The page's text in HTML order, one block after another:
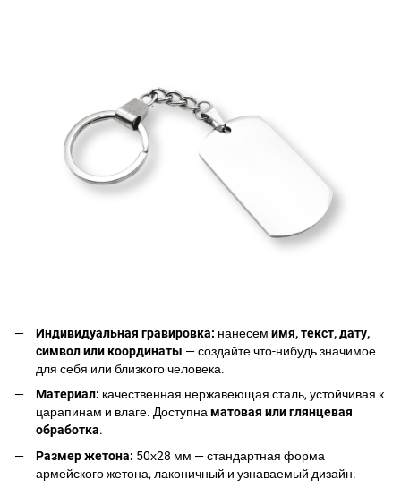
Индивидуальная гравировка: нанесем имя, текст, дату,
символ или координаты — создайте что-нибудь значимое
для себя или близкого человека.
Материал: качественная нержавеющая сталь, устойчивая к
царапинам и влаге. Доступнаматовая или глянцевая
обработка.
Размер жетона: 50х28 мм — стандартная форма
армейского жетона, лаконичный и узнаваемый дизайн.